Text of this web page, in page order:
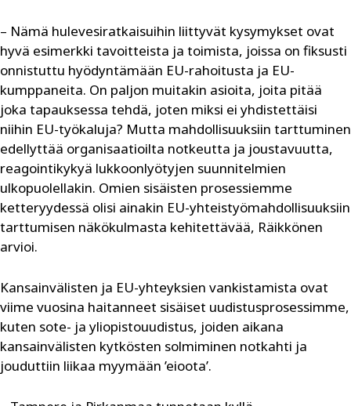
– Nämä hulevesiratkaisuihin liittyvät kysymykset ovat
hyvä esimerkki tavoitteista ja toimista, joissa on fiksusti
onnistuttu hyödyntämään EU-rahoitusta ja EU-
kumppaneita. On paljon muitakin asioita, joita pitää
joka tapauksessa tehdä, joten miksi ei yhdistettäisi
niihin EU-työkaluja? Mutta mahdollisuuksiin tarttuminen
edellyttää organisaatioilta notkeutta ja joustavuutta,
reagointikykyä lukkoonlyötyjen suunnitelmien
ulkopuolellakin. Omien sisäisten prosessiemme
ketteryydessä olisi ainakin EU-yhteistyömahdollisuuksiin
tarttumisen näkökulmasta kehitettävää, Räikkönen
arvioi.
Kansainvälisten ja EU-yhteyksien vankistamista ovat
viime vuosina haitanneet sisäiset uudistusprosessimme,
kuten sote- ja yliopistouudistus, joiden aikana
kansainvälisten kytkösten solmiminen notkahti ja
jouduttiin liikaa myymään ’eioota’.